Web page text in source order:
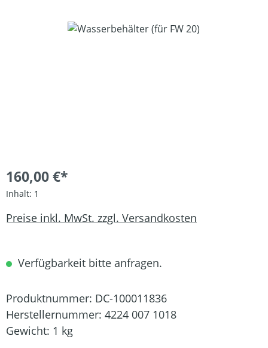
Bildergalerie überspringen
160,00 €*
Inhalt: 1
Preise inkl. MwSt. zzgl. Versandkosten
Verfügbarkeit bitte anfragen.
Produktnummer: DC-100011836
Herstellernummer: 4224 007 1018
Gewicht: 1 kg